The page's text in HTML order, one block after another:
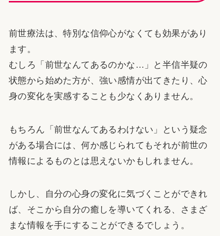
前世療法は、特別な信仰心がなくても効果があり
ます。
むしろ「前世なんてあるのかな…」と半信半疑の
状態から始めた方が、強い感情が出てきたり、心
身の変化を実感することも少なくありません。
もちろん「前世なんてあるわけない」という疑念
がある場合には、何か感じられてもそれが前世の
情報によるものとは思えないかもしれません。
しかし、自分の心身の変化に気づくことができれ
ば、そこから自分の癒しを導いてくれる、さまざ
まな情報を手にすることができるでしょう。